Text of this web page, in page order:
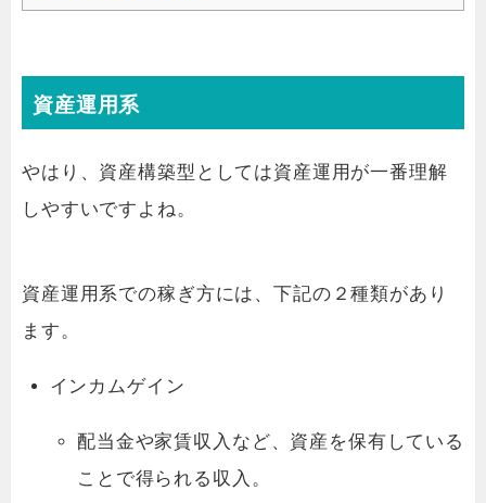
資産運用系
やはり、資産構築型としては資産運用が一番理解
しやすいですよね。
資産運用系での稼ぎ方には、下記の２種類があり
ます。
インカムゲイン
配当金や家賃収入など、資産を保有している
ことで得られる収入。